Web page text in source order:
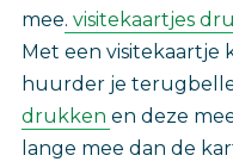
mee. visitekaartjes
Met een visitekaartje
huurder je
drukken en deze
lange mee dan de